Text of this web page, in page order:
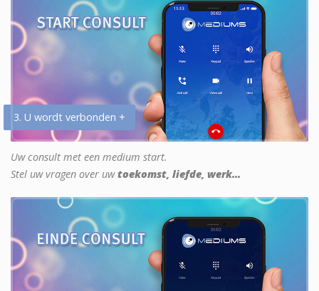
3. U wordt verbonden +
Uw consult met een medium start.
Stel uw vragen over uwtoekomst, liefde, werk...